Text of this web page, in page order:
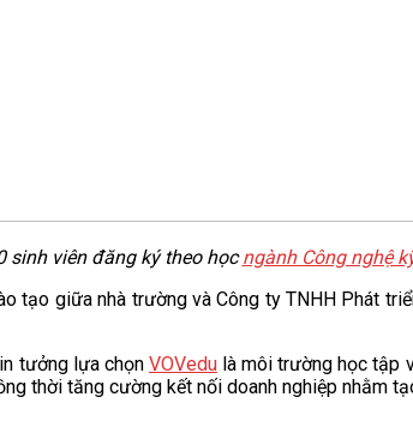
sinh viên đăng ký theo họcngành Công nghệ
tạo giữa nhà trường và Công ty TNHH Phát
tưởng lựa chọn VOVedulà môi trường học tập
thời tăng cường kết nối doanh nghiệp